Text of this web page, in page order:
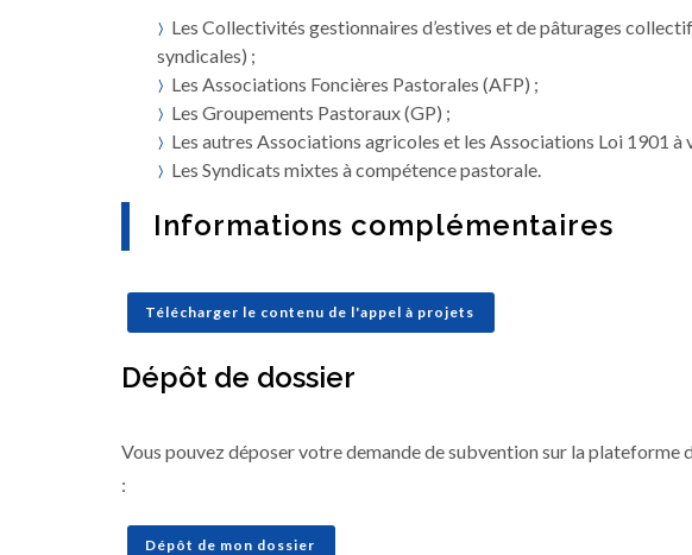
Les Collectivités gestionnaires d’estives et de pâturages
syndicales) ;
Les Associations Foncières Pastorales (AFP) ;
Les Groupements Pastoraux (GP) ;
Les autres Associations agricoles et les Associations Loi 1901 à
Les Syndicats mixtes à compétence pastorale.
Informations complémentaires
Télécharger le contenu de l'appel à projets
Dépôt de dossier
Vous pouvez déposer votre demande de subvention sur la
:
Dépôt de mon dossier